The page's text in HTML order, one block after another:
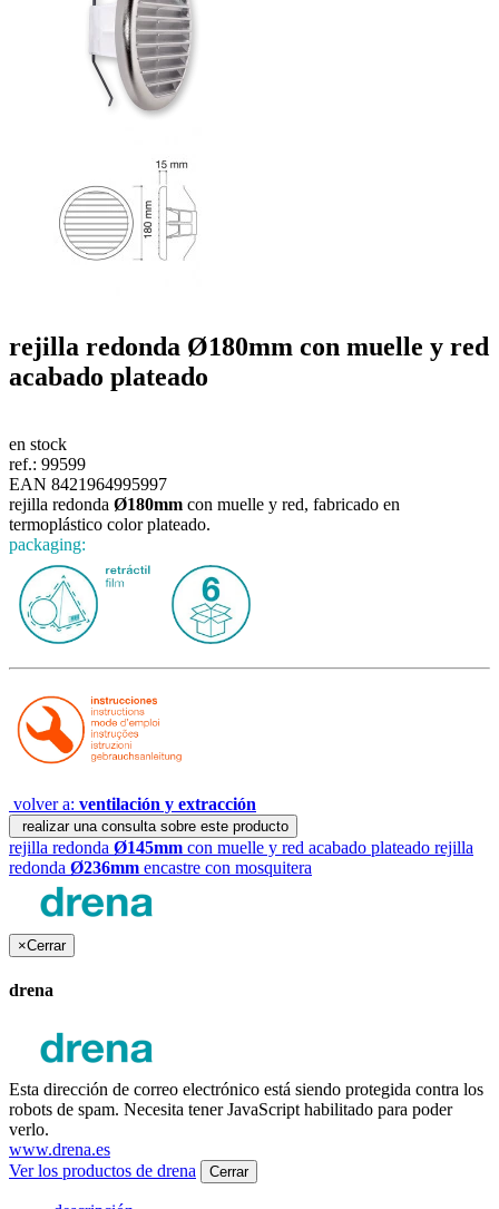
rejilla redonda Ø180mm con muelle y red
acabado plateado
en stock
ref.: 99599
EAN 8421964995997
rejilla redonda Ø180mm con muelle y red, fabricado en
termoplástico color plateado.
packaging:
volver a: ventilación y extracción
realizar una consulta sobre este producto
rejilla redonda Ø145mm con muelle y red acabado plateado rejilla
redonda Ø236mm encastre con mosquitera
×Cerrar
drena
Esta dirección de correo electrónico está siendo protegida contra los
robots de spam. Necesita tener JavaScript habilitado para poder
verlo.
www.drena.es
Ver los productos de drena
Cerrar